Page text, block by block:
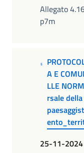
Allegato
p7m
A E
LLE
rsale
25-11-2024